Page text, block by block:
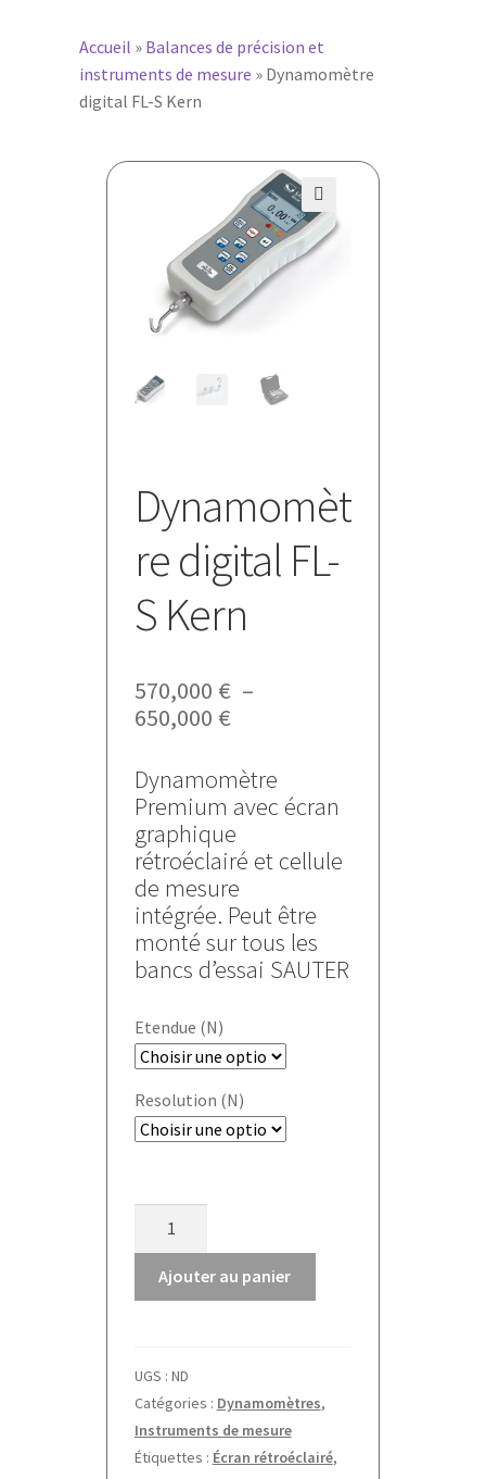
Accueil » Balances de précision et
instruments de mesure » Dynamomètre
digital FL-S Kern
🔍
Dynamomèt
re digital FL-
S Kern
570,000 € –
650,000 €Plage
prix :
570,000 €
à
650,000 €
Dynamomètre
Premium avec écran
graphique
rétroéclairé et cellule
de mesure
intégrée. Peut être
monté sur tous les
bancs d’essai SAUTER
Etendue (N)
Resolution (N)
Dynamomètre
digital
Kern
Ajouter au panier
UGS : ND
Catégories : Dynamomètres,
Instruments de mesure
Étiquettes : Écran rétroéclairé,